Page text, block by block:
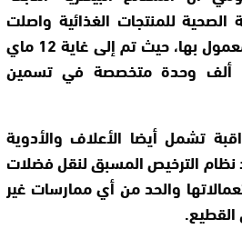
للمنتجات الغذائية واصلت
تنزيل التدابير الوقائية المعمول بها، حيث تم إلى غاية 12 ماي
2026 تسجيل نحو 162 ألف وحدة متخصصة في تسمين
تشمل أيضا الأعلاف والأدوية
نظام الترخيص المسبق لنقل فضلات
والحد من أي ممارسات غير
القطيع.